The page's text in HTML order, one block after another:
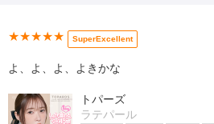
★★★★★ SuperExcellent
よ、よ、よ、よきかな
トパーズ
ラテパール